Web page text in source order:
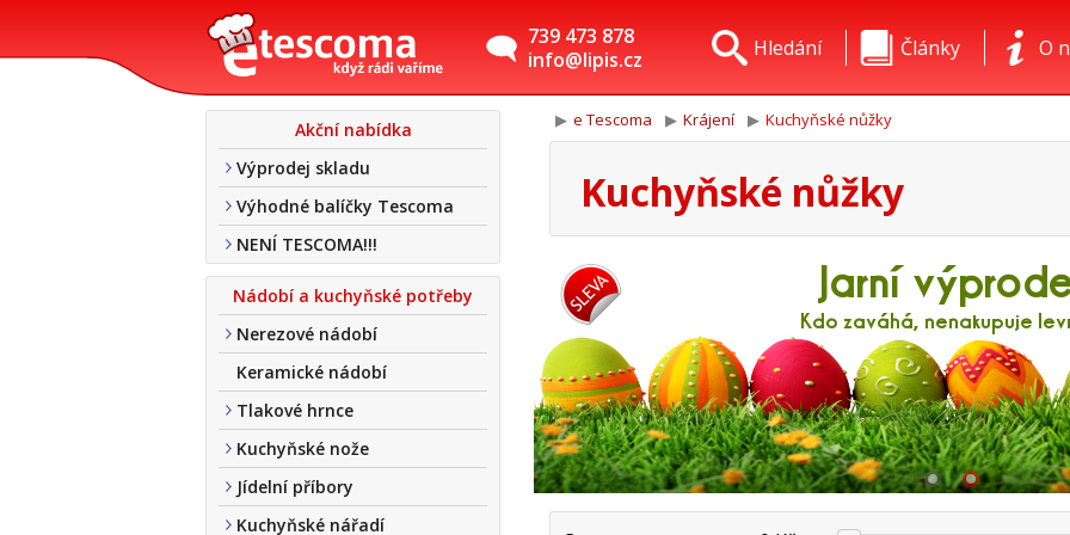
739 473 878
info@lipis.cz
O
Články
Hledání
Akční nabídka
Výprodej skladu
Výhodné balíčky Tescoma
NENÍ TESCOMA!!!
Nádobí a kuchyňské potřeby
Nerezové nádobí
Keramické nádobí
Tlakové hrnce
Kuchyňské nože
Jídelní příbory
Kuchyňské nářadí
e Tescoma Krájení Kuchyňské nůžky
Kuchyňské nůžky